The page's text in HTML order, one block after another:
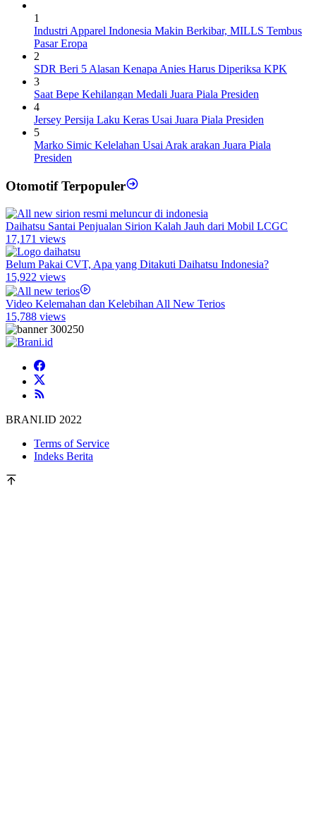
1
Industri Apparel Indonesia Makin Berkibar, MILLS Tembus
Pasar Eropa
2
SDR Beri 5 Alasan Kenapa Anies Harus Diperiksa KPK
3
Saat Bepe Kehilangan Medali Juara Piala Presiden
4
Jersey Persija Laku Keras Usai Juara Piala Presiden
5
Marko Simic Kelelahan Usai Arak arakan Juara Piala
Presiden
Otomotif Terpopuler
Daihatsu Santai Penjualan Sirion Kalah Jauh dari Mobil LCGC
17,171 views
Belum Pakai CVT, Apa yang Ditakuti Daihatsu Indonesia?
15,922 views
Video Kelemahan dan Kelebihan All New Terios
15,788 views
BRANI.ID 2022
Terms of Service
Indeks Berita